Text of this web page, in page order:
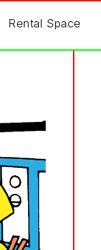
Rental Space